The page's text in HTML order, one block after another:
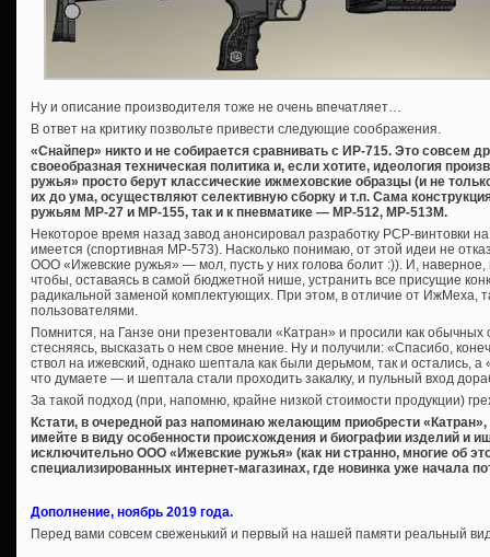
Ну и описание производителя тоже не очень впечатляет…
В ответ на критику позвольте привести следующие соображения.
«Снайпер» никто и не собирается сравнивать с ИР-715. Это совсем
своеобразная техническая политика и, если хотите, идеология
ружья» просто берут классические ижмеховские образцы (и не
их до ума, осуществляют селективную сборку и т.п. Сама
ружьям МР-27 и МР-155, так и к пневматике — МР-512, МР-513М.
Некоторое время назад завод анонсировал разработку PCP-винтовки
имеется (спортивная МР-573). Насколько понимаю, от этой идеи не
ООО «Ижевские ружья» — мол, пусть у них голова болит :)). И,
чтобы, оставаясь в самой бюджетной нише, устранить все присущие
радикальной заменой комплектующих. При этом, в отличие от ИжМеха,
пользователями.
Помнится, на Ганзе они презентовали «Катран» и просили как обычных
стесняясь, высказать о нем свое мнение. Ну и получили: «Спасибо,
ствол на ижевский, однако шептала как были дерьмом, так и остались,
что думаете — и шептала стали проходить закалку, и пульный вход
За такой подход (при, напомню, крайне низкой стоимости продукции)
Кстати, в очередной раз напоминаю желающим приобрести
имейте в виду особенности происхождения и биографии изделий и
исключительно ООО «Ижевские ружья» (как ни странно, многие об
специализированных интернет-магазинах, где новинка уже начала
Дополнение, ноябрь 2019 года.
Перед вами совсем свеженький и первый на нашей памяти реальный